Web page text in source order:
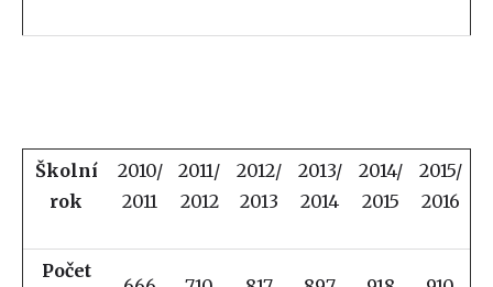
Školní
rok
2010/
2011
2011/
2012
2012/
2013
2013/
2014
2014/
2015
2015/
2016
Počet